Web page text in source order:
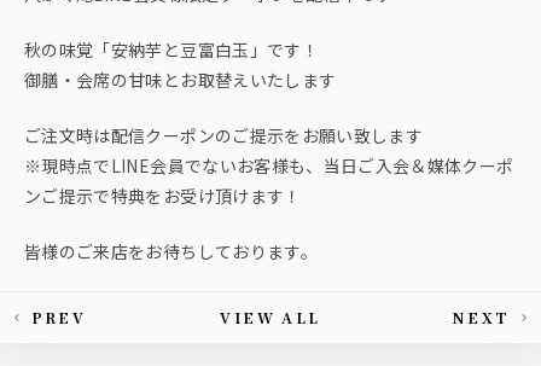
秋の味覚「安納芋と豆富白玉」です！
御膳・会席の甘味とお取替えいたします
ご注文時は配信クーポンのご提示をお願い致します
※現時点でLINE会員でないお客様も、当日ご入会＆媒体クーポ
ンご提示で特典をお受け頂けます！
皆様のご来店をお待ちしております。
This article's paging
PREV VIEW ALL NEXT